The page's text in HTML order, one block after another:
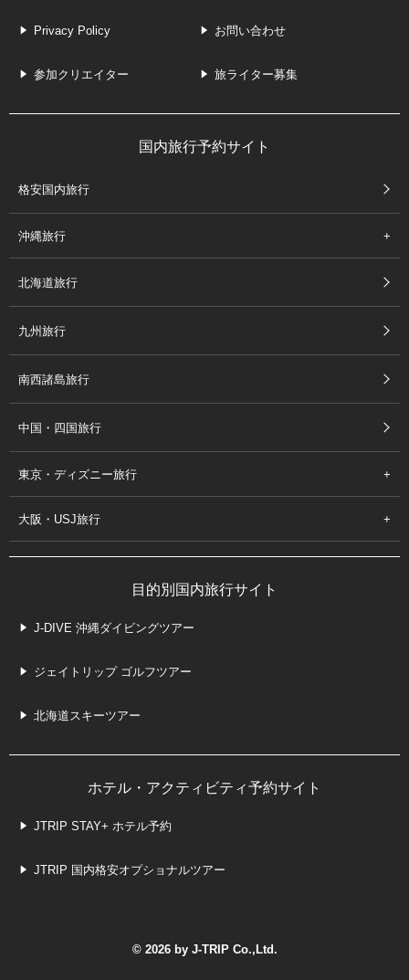
Privacy Policy お問い合わせ
参加クリエイター 旅ライター募集
国内旅行予約サイト
格安国内旅行
沖縄旅行
北海道旅行
九州旅行
南西諸島旅行
中国・四国旅行
東京・ディズニー旅行
大阪・USJ旅行
目的別国内旅行サイト
J-DIVE 沖縄ダイビングツアー
ジェイトリップ ゴルフツアー
北海道スキーツアー
ホテル・アクティビティ予約サイト
JTRIP STAY+ ホテル予約
JTRIP 国内格安オプショナルツアー
© 2026 by J-TRIP Co.,Ltd.